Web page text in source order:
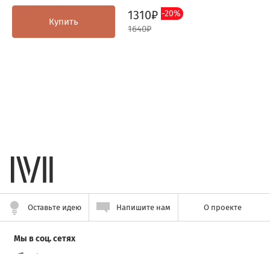
Купить 1310₽ -20%
1640₽
Оставьте идею Напишите нам О проекте
Мы в соц. сетях